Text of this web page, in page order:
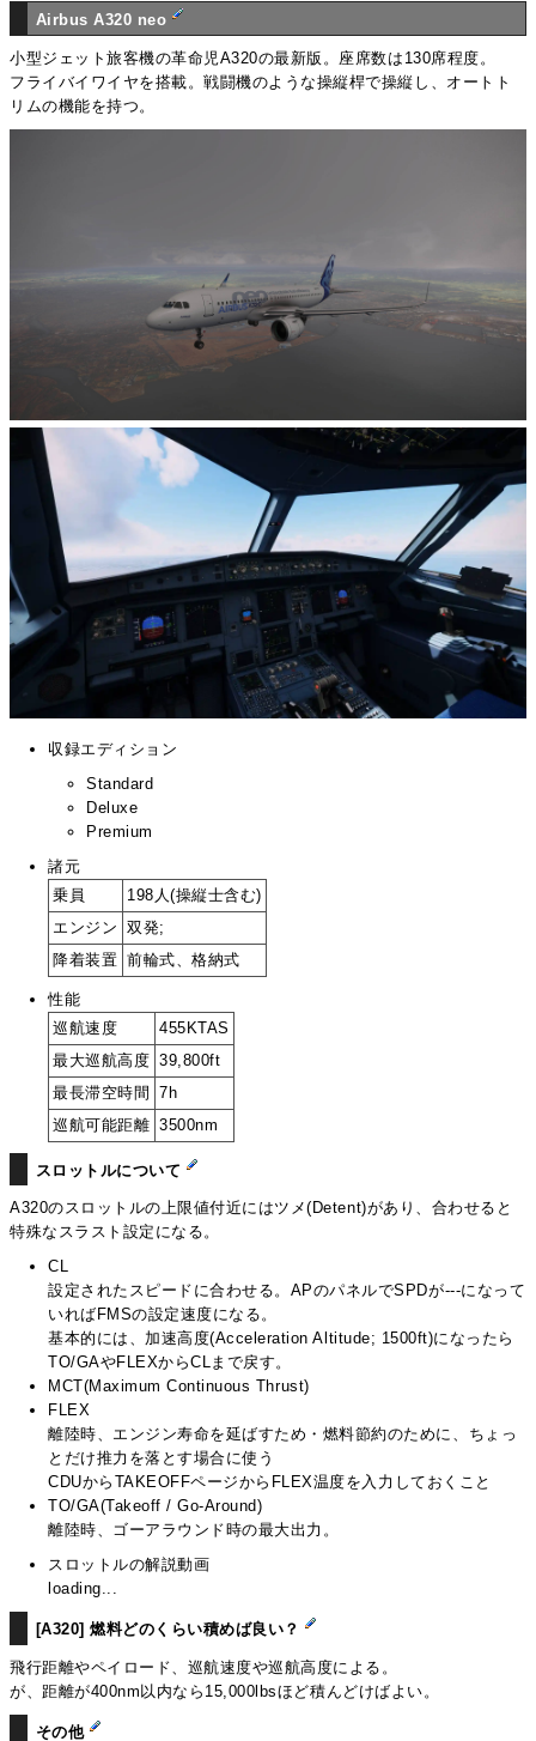
Airbus A320 neo
小型ジェット旅客機の革命児A320の最新版。座席数は130席程度。
フライバイワイヤを搭載。戦闘機のような操縦桿で操縦し、オートト
リムの機能を持つ。
収録エディション
Standard
Deluxe
Premium
諸元
乗員
198人(操縦士含む)
エンジン 双発;
降着装置 前輪式、格納式
性能
巡航速度
455KTAS
最大巡航高度 39,800ft
最長滞空時間
7h
巡航可能距離 3500nm
スロットルについて
A320のスロットルの上限値付近にはツメ(Detent)があり、合わせると
特殊なスラスト設定になる。
CL
設定されたスピードに合わせる。APのパネルでSPDが---になって
いればFMSの設定速度になる。
基本的には、加速高度(Acceleration Altitude; 1500ft)になったら
TO/GAやFLEXからCLまで戻す。
MCT(Maximum Continuous Thrust)
FLEX
離陸時、エンジン寿命を延ばすため・燃料節約のために、ちょっ
とだけ推力を落とす場合に使う
CDUからTAKEOFFページからFLEX温度を入力しておくこと
TO/GA(Takeoff / Go-Around)
離陸時、ゴーアラウンド時の最大出力。
スロットルの解説動画
loading...
[A320] 燃料どのくらい積めば良い？
飛行距離やペイロード、巡航速度や巡航高度による。
が、距離が400nm以内なら15,000lbsほど積んどけばよい。
その他